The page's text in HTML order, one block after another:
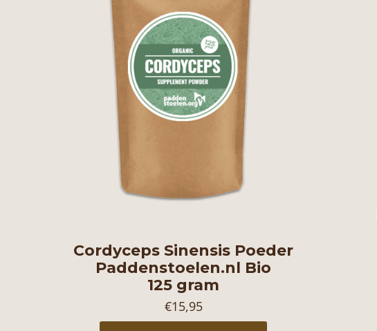
Cordyceps Sinensis Poeder
Paddenstoelen.nl Bio
125 gram
€15,95